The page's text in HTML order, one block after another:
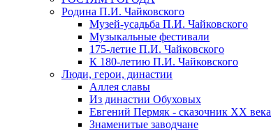
Родина П.И. Чайковского
Музей-усадьба П.И. Чайковского
Музыкальные фестивали
175-летие П.И. Чайковского
К 180-летию П.И. Чайковского
Люди, герои, династии
Аллея славы
Из династии Обуховых
Евгений Пермяк - сказочник XX века
Знаменитые заводчане